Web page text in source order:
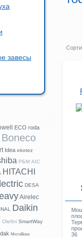
36
завесы
ECO roda
Boneco
Idea ekotez
РБМ AIC
HITACHI
DESA
Airelec
Daikin
Olefini SmartWay
MicroBoss